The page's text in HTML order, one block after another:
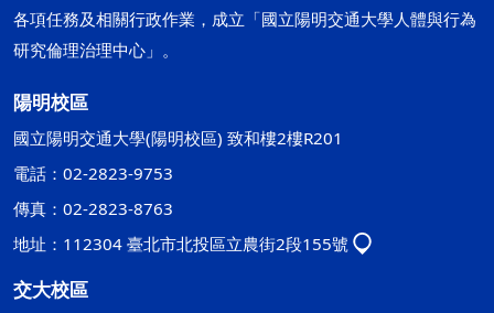
各項任務及相關行政作業，成立「國立陽明交通大學人體與行為
研究倫理治理中心」。
陽明校區
國立陽明交通大學(陽明校區) 致和樓2樓R201
電話：02-2823-9753
傳真：02-2823-8763
地址：112304 臺北市北投區立農街2段155號
交大校區